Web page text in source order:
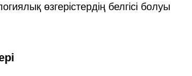
өзгерістердің белгісі болуы